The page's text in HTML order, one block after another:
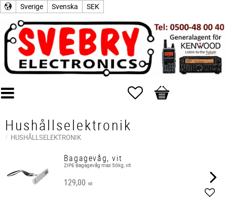
Sverige Svenska SEK
Favoriter
Kundvagn
Hushållselektronik
HUSHÅLLSELEKTRONIK
Bagagevåg, vit
ZIPE Bagagevåg max 50kg, vit
129,00 KR